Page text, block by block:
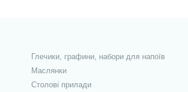
Глечики, графини, набори для напоїв
Маслянки
Столові прилади